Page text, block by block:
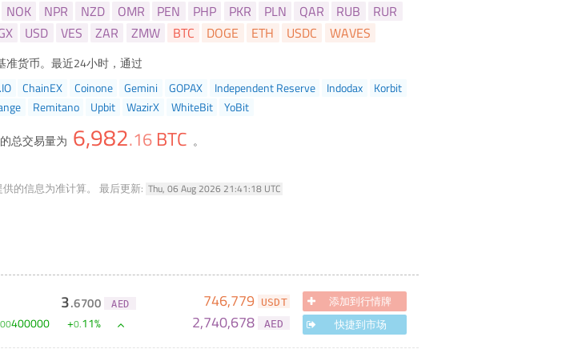
NOK NPR NZD OMR PEN PHP PKR PLN QAR RUB
RUR
USD VES ZAR ZMW BTC DOGE ETH USDC WAVES
准货币。最近24小时，通过
ChainEX Coinone Gemini GOPAX Independent Reserve Indodax
Korbit
Remitano Upbit WazirX WhiteBit
YoBit
总交易量为 6,982.16 BTC 。
的信息为准计算。 最后更新: Thu, 06 Aug 2026 21:41:18 UTC
3.6700 AED
00400000 +0.11%
746,779 USDT
2,740,678 AED
添加到行情牌
快捷到市场